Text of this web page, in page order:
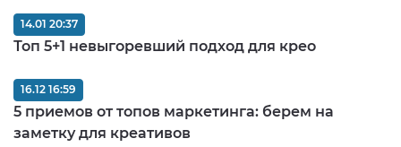
Топ 5+1 невыгоревший подход для крео
14.01 20:37
5 приемов от топов маркетинга: берем на
заметку для креативов
16.12 16:59